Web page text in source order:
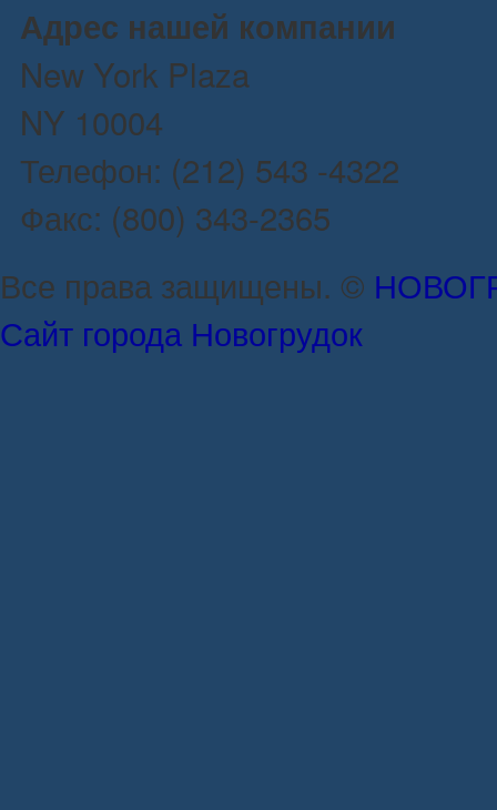
Адрес нашей компании
New York Plaza
NY 10004
Телефон: (212) 543 -4322
Факс: (800) 343-2365
Все права защищены. ©
Сайт города Новогрудок